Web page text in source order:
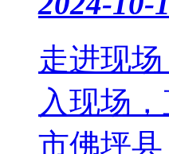
走进现
入现场
市佛坪